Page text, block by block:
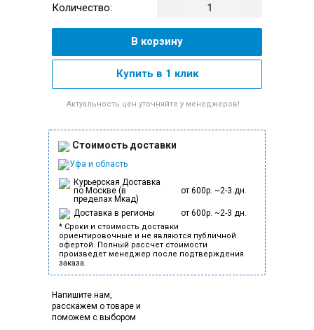
Количество:
В корзину
Купить в 1 клик
Актуальность цен уточняйте у менеджеров!
Стоимость доставки
Уфа и область
Курьерская Доставка
по Москве (в
пределах Мкад)
от 600р. ~2-3 дн.
Доставка в регионы от 600р. ~2-3 дн.
* Сроки и стоимость доставки
ориентировочные и не являются публичной
офертой. Полный рассчет стоимости
произведет менеджер после подтверждения
заказа.
Напишите нам,
расскажем о товаре и
поможем с выбором